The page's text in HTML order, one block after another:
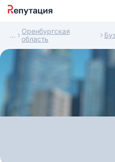
Оренбургская
область